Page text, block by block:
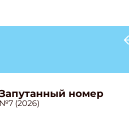
номер
№7 (2026)